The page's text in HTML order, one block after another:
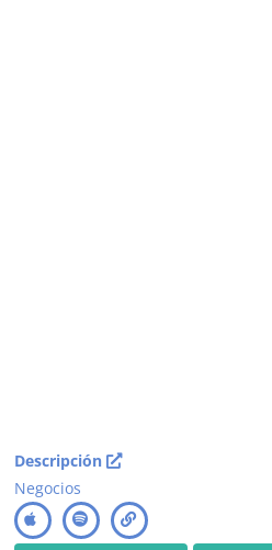
Descripción
Negocios